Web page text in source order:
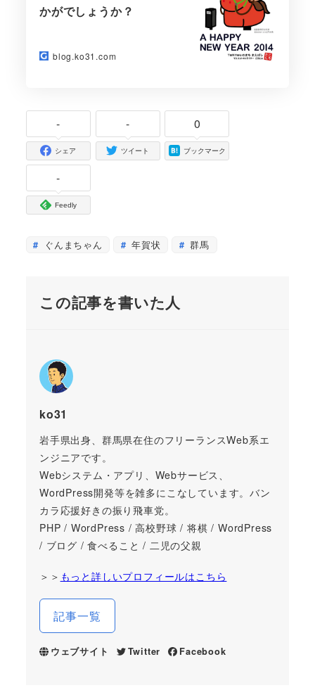
かがでしょうか？
blog.ko31.com
-
シェア
-
ツイート
0
ブックマーク
-
Feedly
ぐんまちゃん 年賀状 群馬
この記事を書いた人
ko31
岩手県出身、群馬県在住のフリーランスWeb系エ
ンジニアです。
Webシステム・アプリ、Webサービス、
WordPress開発等を雑多にこなしています。バン
カラ応援好きの振り飛車党。
PHP / WordPress / 高校野球 / 将棋 / WordPress
/ ブログ / 食べること / 二児の父親
＞＞ もっと詳しいプロフィールはこちら
記事一覧
ウェブサイト Twitter Facebook